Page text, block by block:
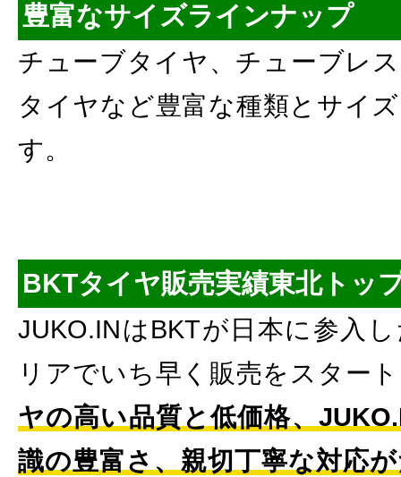
豊富なサイズラインナップ
チューブタイヤ、チューブレ
タイヤなど豊富な種類とサイ
す。
BKTタイヤ販売実績東北トッ
JUKO.INはBKTが日本に参入
リアでいち早く販売をスター
ヤの高い品質と低価格、
識の豊富さ、親切丁寧な対応